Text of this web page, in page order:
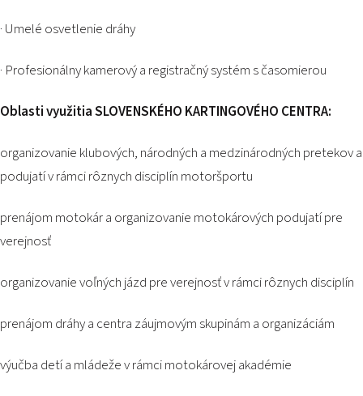
· Umelé osvetlenie dráhy
· Profesionálny kamerový a registračný systém s časomierou
Oblasti využitia SLOVENSKÉHO KARTINGOVÉHO CENTRA:
organizovanie klubových, národných a medzinárodných pretekov a
podujatí v rámci rôznych disciplín motoršportu
prenájom motokár a organizovanie motokárových podujatí pre
verejnosť
organizovanie voľných jázd pre verejnosť v rámci rôznych disciplín
prenájom dráhy a centra záujmovým skupinám a organizáciám
výučba detí a mládeže v rámci motokárovej akadémie